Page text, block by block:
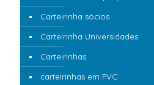
Carteirinha sócios
Carteirinha Universidades
Carteirinhas
carteirinhas em PVC